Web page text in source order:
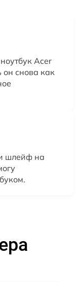
Acer
он снова как
шлейф на